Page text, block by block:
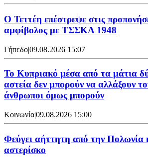
Ο Τεττέη επέστρεψε στις
αμφίβολος με ΤΣΣΚΑ 1948
Γήπεδο|09.08.2026 15:07
Το Κυπριακό μέσα από τα μάτια
αστεία δεν μπορούν να αλλάξουν
άνθρωποι όμως μπορούν
Κοινωνία|09.08.2026 15:00
Φεύγει αήττητη από την
αστερίσκο